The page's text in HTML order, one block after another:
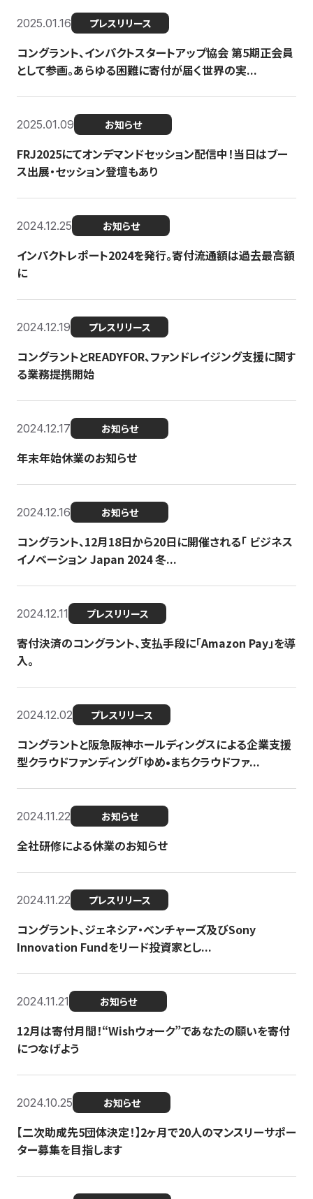
2025.01.16 プレスリリース
コングラント、インパクトスタートアップ協会 第5期正会員
として参画。あらゆる困難に寄付が届く世界の実...
2025.01.09 お知らせ
FRJ2025にてオンデマンドセッション配信中！当日はブー
ス出展・セッション登壇もあり
2024.12.25 お知らせ
インパクトレポート2024を発行。寄付流通額は過去最高額
に
2024.12.19 プレスリリース
コングラントとREADYFOR、ファンドレイジング支援に関す
る業務提携開始
2024.12.17 お知らせ
年末年始休業のお知らせ
2024.12.16 お知らせ
コングラント、12月18日から20日に開催される「 ビジネス
イノベーション Japan 2024 冬...
2024.12.11 プレスリリース
寄付決済のコングラント、支払手段に「Amazon Pay」を導
入。
2024.12.02 プレスリリース
コングラントと阪急阪神ホールディングスによる企業支援
型クラウドファンディング「ゆめ•まちクラウドファ...
2024.11.22 お知らせ
全社研修による休業のお知らせ
2024.11.22 プレスリリース
コングラント、ジェネシア・ベンチャーズ及びSony
Innovation Fundをリード投資家とし...
2024.11.21 お知らせ
12月は寄付月間！“Wishウォーク”であなたの願いを寄付
につなげよう
2024.10.25 お知らせ
【二次助成先5団体決定！】2ヶ月で20人のマンスリーサポー
ター募集を目指します